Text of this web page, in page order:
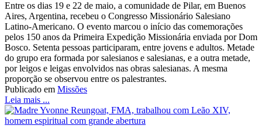
Entre os dias 19 e 22 de maio, a comunidade de Pilar, em Buenos
Aires, Argentina, recebeu o Congresso Missionário Salesiano
Latino-Americano. O evento marcou o início das comemorações
pelos 150 anos da Primeira Expedição Missionária enviada por Dom
Bosco. Setenta pessoas participaram, entre jovens e adultos. Metade
do grupo era formada por salesianos e salesianas, e a outra metade,
por leigos e leigas envolvidos nas obras salesianas. A mesma
proporção se observou entre os palestrantes.
Publicado em Missões
Leia mais ...